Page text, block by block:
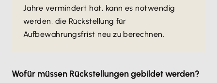
Jahre vermindert hat, kann es notwendig
werden, die Rückstellung für
Aufbewahrungsfrist neu zu berechnen.
Wofür müssen Rückstellungen gebildet werden?